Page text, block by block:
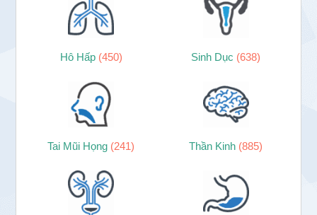
Hô Hấp (450) Sinh Dục (638)
Tai Mũi Họng (241) Thần Kinh (885)